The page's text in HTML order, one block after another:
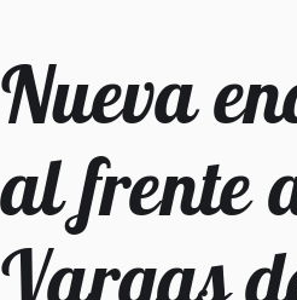
Nueva
al frente
Vargas